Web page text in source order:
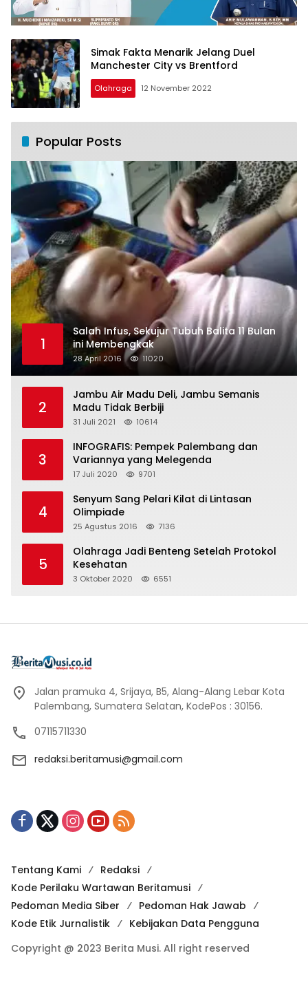
Simak Fakta Menarik Jelang Duel
Manchester City vs Brentford
Olahraga 12 November 2022
Popular Posts
1
Salah Infus, Sekujur Tubuh Balita 11 Bulan
ini Membengkak
28 April 2016 11020
2
Jambu Air Madu Deli, Jambu Semanis
Madu Tidak Berbiji
31 Juli 2021 10614
3
INFOGRAFIS: Pempek Palembang dan
Variannya yang Melegenda
17 Juli 2020 9701
4
Senyum Sang Pelari Kilat di Lintasan
Olimpiade
25 Agustus 2016 7136
5
Olahraga Jadi Benteng Setelah Protokol
Kesehatan
3 Oktober 2020 6551
Jalan pramuka 4, Srijaya, B5, Alang-Alang Lebar Kota
Palembang, Sumatera Selatan, KodePos : 30156.
07115711330
redaksi.beritamusi@gmail.com
Tentang Kami
Redaksi
Kode Perilaku Wartawan Beritamusi
Pedoman Media Siber
Pedoman Hak Jawab
Kode Etik Jurnalistik
Kebijakan Data Pengguna
Copyright @ 2023 Berita Musi. All right reserved